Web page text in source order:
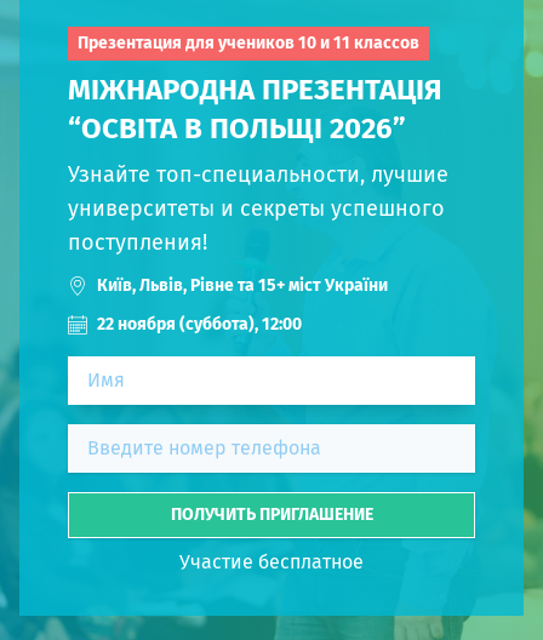
Презентация для учеников 10 и 11 классов
МІЖНАРОДНА ПРЕЗЕНТАЦІЯ
“ОСВІТА В ПОЛЬЩІ 2026”
Узнайте топ-специальности, лучшие
университеты и секреты успешного
поступления!
Київ, Львів, Рівне та 15+ міст України
22 ноября (суббота), 12:00
ПОЛУЧИТЬ ПРИГЛАШЕНИЕ
Участие бесплатное
НАБОР